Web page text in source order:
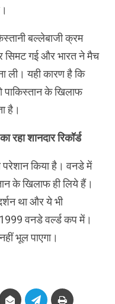
बल्लेबाजी क्रम
सिमट गई और भारत ने मैच
ली। यही कारण है कि
के खिलाफ
है।
शानदार रिकॉर्ड
किया है। वनडे में
के खिलाफ ही लिये हैं।
था और ये भी
वनडे वर्ल्ड कप में।
भूल पाएगा।